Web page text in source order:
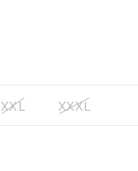
XXL XXXL